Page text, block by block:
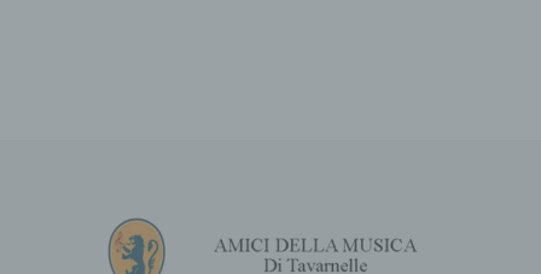
conservazione, l'adattamento o la modifica,
l'estrazione, la consultazione, l'uso, la
diffusione, la trasmissione, la diffusione o la